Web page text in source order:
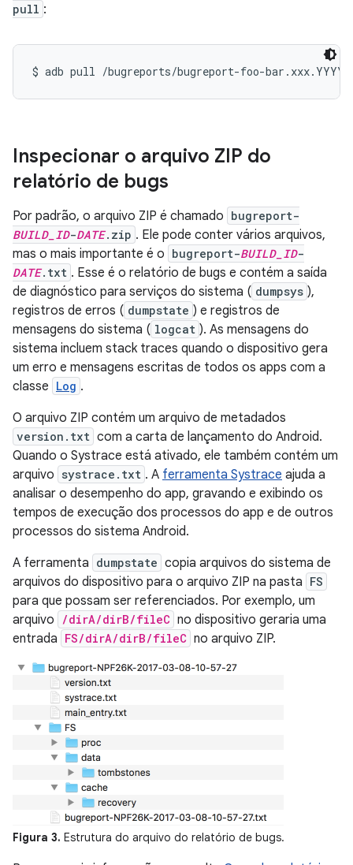
pull :
Inspecionar o arquivo ZIP do
relatório de bugs
Por padrão, o arquivo ZIP é chamado bugreport-
BUILD_ID-DATE.zip . Ele pode conter vários arquivos,
mas o mais importante é o bugreport-BUILD_ID-
DATE.txt . Esse é o relatório de bugs e contém a saída
de diagnóstico para serviços do sistema ( dumpsys ),
registros de erros ( dumpstate ) e registros de
mensagens do sistema ( logcat ). As mensagens do
sistema incluem stack traces quando o dispositivo gera
um erro e mensagens escritas de todos os apps com a
classe Log .
O arquivo ZIP contém um arquivo de metadados
version.txt com a carta de lançamento do Android.
Quando o Systrace está ativado, ele também contém um
arquivo systrace.txt . A ferramenta Systrace ajuda a
analisar o desempenho do app, gravando e exibindo os
tempos de execução dos processos do app e de outros
processos do sistema Android.
A ferramenta dumpstate copia arquivos do sistema de
arquivos do dispositivo para o arquivo ZIP na pasta FS
para que possam ser referenciados. Por exemplo, um
arquivo
/dirA/dirB/fileC no dispositivo geraria uma
entrada FS/dirA/dirB/fileC no arquivo ZIP.
Figura 3. Estrutura do arquivo do relatório de bugs.